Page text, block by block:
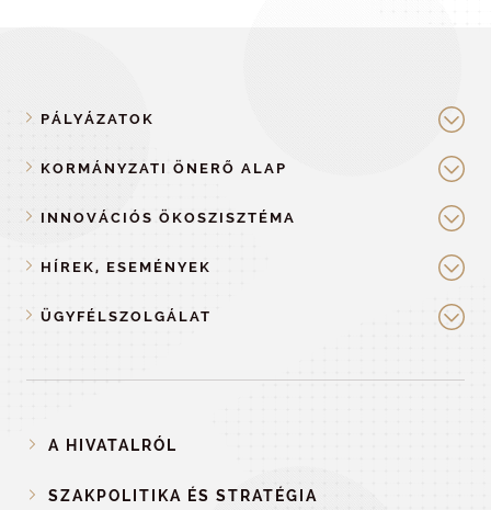
PÁLYÁZATOK
KORMÁNYZATI ÖNERŐ ALAP
INNOVÁCIÓS ÖKOSZISZTÉMA
HÍREK, ESEMÉNYEK
ÜGYFÉLSZOLGÁLAT
A HIVATALRÓL
SZAKPOLITIKA ÉS STRATÉGIA